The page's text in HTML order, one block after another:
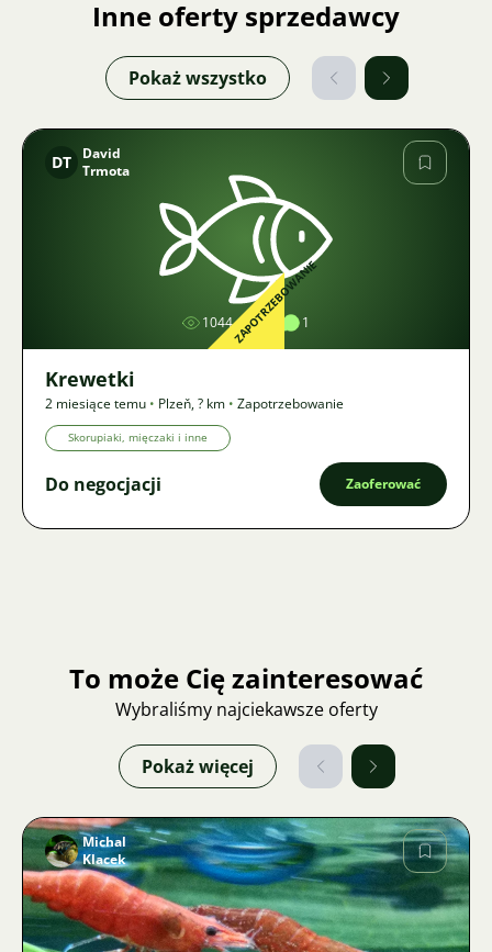
Inne oferty sprzedawcy
Pokaż wszystko
Zdjęcie
DT
David
Trmota
1044 1 1
ZAPOTRZEBOWANIE
Krewetki
2 miesiące temu • Plzeň,? km • Zapotrzebowanie
Skorupiaki, mięczaki i inne
Do negocjacji Zaoferować
To może Cię zainteresować
Wybraliśmy najciekawsze oferty
Pokaż więcej
Zdjęcie
Michal
Klacek